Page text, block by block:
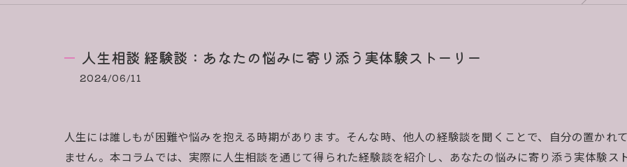
人生相談 経験談：あなたの悩みに寄り添う実体験ストーリー
2024/06/11
人生には誰しもが困難や悩みを抱える時期があります。そんな時、他人の経験談を聞くことで、自分の置かれ
ません。本コラムでは、実際に人生相談を通じて得られた経験談を紹介し、あなたの悩みに寄り添う実体験ス